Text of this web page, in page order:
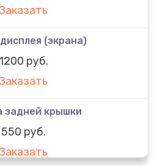
(экрана)
1200 руб.
задней крышки
550 руб.